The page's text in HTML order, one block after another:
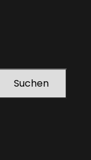
Suchen